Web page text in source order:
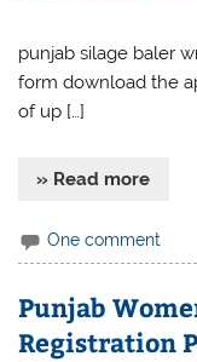
punjab silage baler
form download the
of up […]
» Read more
One comment
Punjab
Registration